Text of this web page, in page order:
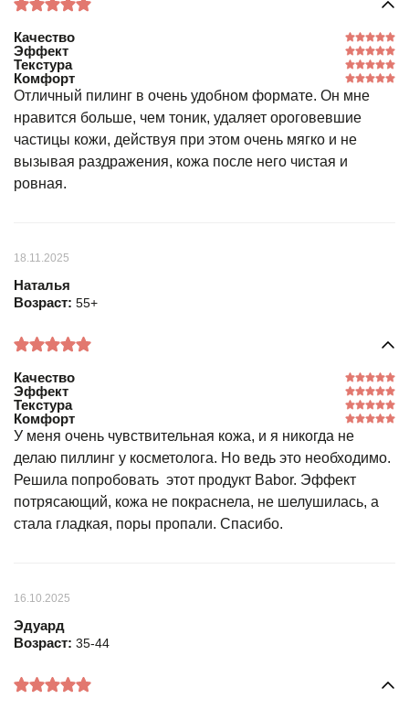
Качество
Эффект
Текстура
Комфорт
Отличный пилинг в очень удобном формате. Он мне
нравится больше, чем тоник, удаляет ороговевшие
частицы кожи, действуя при этом очень мягко и не
вызывая раздражения, кожа после него чистая и
ровная.
18.11.2025
Наталья
Возраст: 55+
Качество
Эффект
Текстура
Комфорт
У меня очень чувствительная кожа, и я никогда не
делаю пиллинг у косметолога. Но ведь это необходимо.
Решила попробовать этот продукт Babor. Эффект
потрясающий, кожа не покраснела, не шелушилась, а
стала гладкая, поры пропали. Спасибо.
16.10.2025
Эдуард
Возраст: 35-44